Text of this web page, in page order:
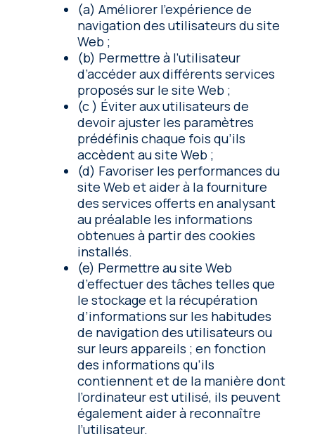
(a) Améliorer l’expérience de
navigation des utilisateurs du site
Web ;
(b) Permettre à l’utilisateur
d’accéder aux différents services
proposés sur le site Web ;
(c ) Éviter aux utilisateurs de
devoir ajuster les paramètres
prédéfinis chaque fois qu’ils
accèdent au site Web ;
(d) Favoriser les performances du
site Web et aider à la fourniture
des services offerts en analysant
au préalable les informations
obtenues à partir des cookies
installés.
(e) Permettre au site Web
d’effectuer des tâches telles que
le stockage et la récupération
d’informations sur les habitudes
de navigation des utilisateurs ou
sur leurs appareils ; en fonction
des informations qu’ils
contiennent et de la manière dont
l’ordinateur est utilisé, ils peuvent
également aider à reconnaître
l’utilisateur.